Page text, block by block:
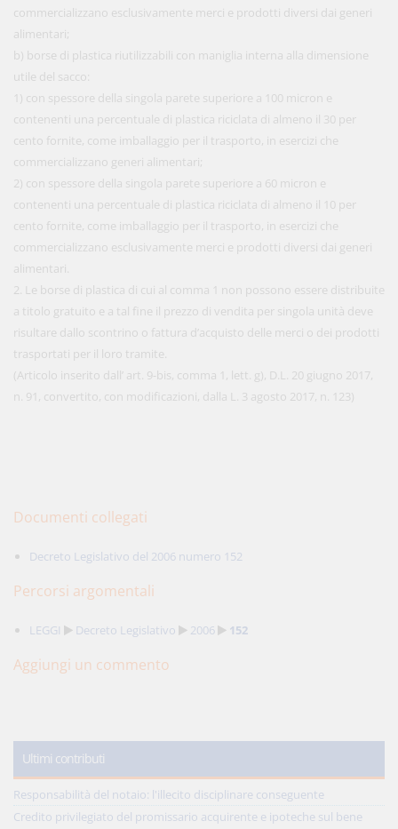
commercializzano esclusivamente merci e prodotti diversi dai generi
alimentari;
b) borse di plastica riutilizzabili con maniglia interna alla dimensione
utile del sacco:
1) con spessore della singola parete superiore a 100 micron e
contenenti una percentuale di plastica riciclata di almeno il 30 per
cento fornite, come imballaggio per il trasporto, in esercizi che
commercializzano generi alimentari;
2) con spessore della singola parete superiore a 60 micron e
contenenti una percentuale di plastica riciclata di almeno il 10 per
cento fornite, come imballaggio per il trasporto, in esercizi che
commercializzano esclusivamente merci e prodotti diversi dai generi
alimentari.
2. Le borse di plastica di cui al comma 1 non possono essere distribuite
a titolo gratuito e a tal fine il prezzo di vendita per singola unità deve
risultare dallo scontrino o fattura d’acquisto delle merci o dei prodotti
trasportati per il loro tramite.
(Articolo inserito dall’ art. 9-bis, comma 1, lett. g), D.L. 20 giugno 2017,
n. 91, convertito, con modificazioni, dalla L. 3 agosto 2017, n. 123)
Documenti collegati
Decreto Legislativo del 2006 numero 152
Percorsi argomentali
LEGGI Decreto Legislativo 2006 152
Aggiungi un commento
Ultimi contributi
Responsabilità del notaio: l'illecito disciplinare conseguente
Credito privilegiato del promissario acquirente e ipoteche sul bene